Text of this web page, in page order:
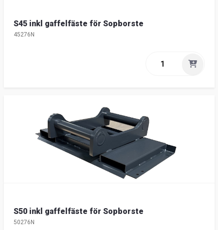
S45 inkl gaffelfäste för Sopborste
45276N
S50 inkl gaffelfäste för Sopborste
50276N